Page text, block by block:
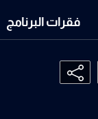
فقرات البرنامج